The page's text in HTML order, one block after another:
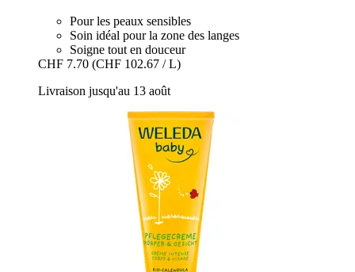
Pour les peaux sensibles
Soin idéal pour la zone des langes
Soigne tout en douceur
CHF 7.70 (CHF 102.67 / L)
Livraison jusqu'au 13 août